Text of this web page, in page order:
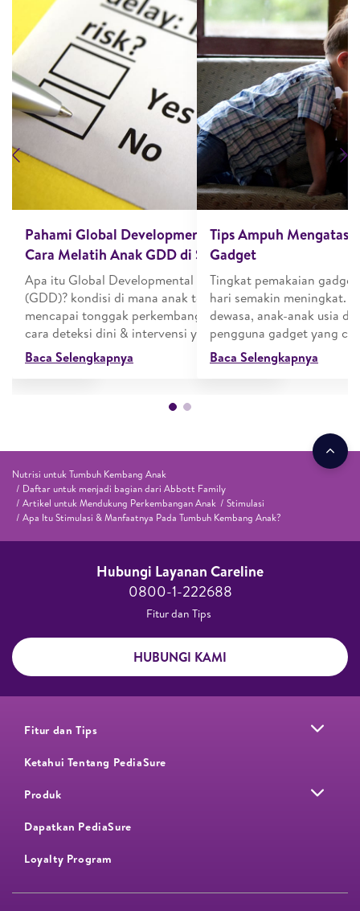
Previous
IQ, EQ, dan
Ketiganya
Pahami Global Development Delay dan
Cara Melatih Anak GDD di Sini!
Apa itu Global Developmental Delay
(GDD)? kondisi di mana anak terlambat
mencapai tonggak perkembangan. Begini
cara deteksi dini & intervensi yang tepat
Baca Selengkapnya
Tips Ampuh Mengatasi
Gadget
Tingkat pemakaian
hari semakin meningkat.
dewasa, anak-anak usia
pengguna gadget yang
Baca Selengkapnya
Nutrisi untuk Tumbuh Kembang Anak
Daftar untuk menjadi bagian dari Abbott Family
Artikel untuk Mendukung Perkembangan Anak
Stimulasi
Apa Itu Stimulasi & Manfaatnya Pada Tumbuh Kembang Anak?
Hubungi Layanan Careline​
0800-1-222688​
Fitur dan Tips ​
HUBUNGI KAMI
Fitur dan Tips
Ketahui Tentang PediaSure
Produk
Dapatkan PediaSure
Loyalty Program​